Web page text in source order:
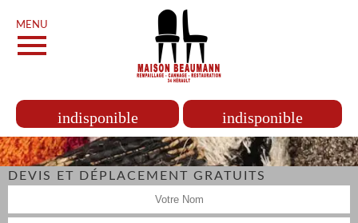
MENU
indisponible indisponible
DEVIS ET DÉPLACEMENT GRATUITS